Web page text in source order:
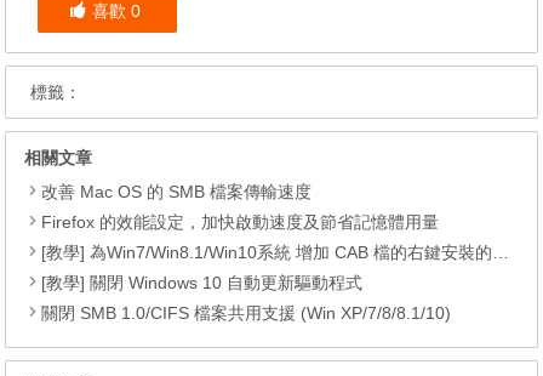
喜歡 0
標籤：
相關文章
改善 Mac OS 的 SMB 檔案傳輸速度
Firefox 的效能設定，加快啟動速度及節省記憶體用量
[教學] 為Win7/Win8.1/Win10系統 增加 CAB 檔的右鍵安裝的功能
[教學] 關閉 Windows 10 自動更新驅動程式
關閉 SMB 1.0/CIFS 檔案共用支援 (Win XP/7/8/8.1/10)